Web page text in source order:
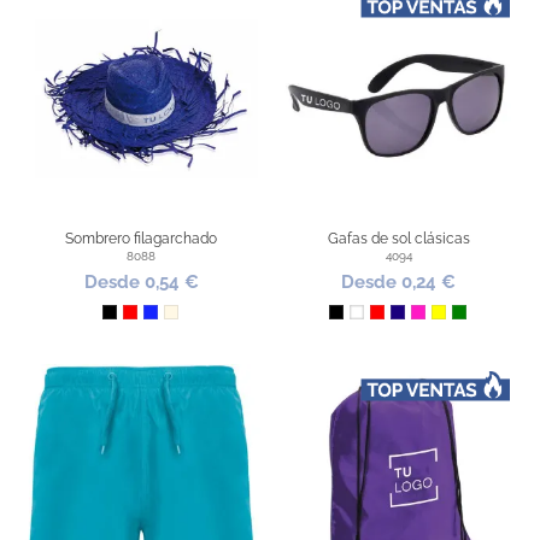
Sombrero filagarchado
8088
Desde 0,54 €
Negro
RojoAzul Royal
Natural
Gafas de sol clásicas
4094
Desde 0,24 €
NegroBlanco
RojoAzul Oscuro
FucsiaAmarillo
Verde